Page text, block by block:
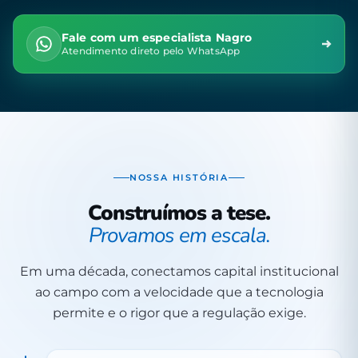
Fale com um especialista Nagro
Atendimento direto pelo WhatsApp
NOSSA HISTÓRIA
Construímos a tese.
Provamos em escala.
Em uma década, conectamos capital institucional
ao campo com a velocidade que a tecnologia
permite e o rigor que a regulação exige.